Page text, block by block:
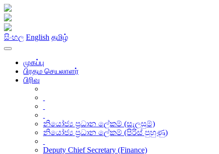
සිංහල English தமிழ்
முகப்பு
பிரதம செயலாளர்
பிரிவு
නියෝජ්‍ය ප්‍රධාන ලේකම් (සැලසුම්)
නියෝජ්‍ය ප්‍රධාන ලේකම් (පිරිස් පුහුණු)
Deputy Chief Secretary (Finance)